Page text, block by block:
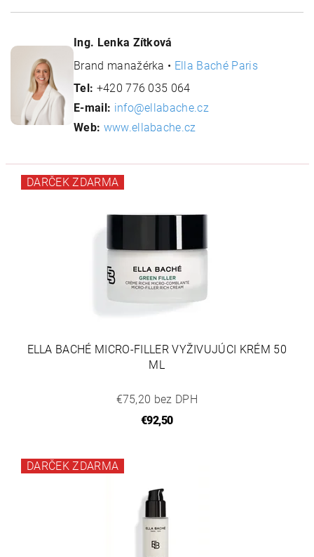
Ing. Lenka Zítková
Brand manažérka • Ella Baché Paris
Tel: +420 776 035 064
E-mail: info@ellabache.cz
Web: www.ellabache.cz
DARČEK ZDARMA
ELLA BACHÉ MICRO-FILLER VYŽIVUJÚCI KRÉM 50
ML
€75,20 bez DPH
€92,50
DARČEK ZDARMA